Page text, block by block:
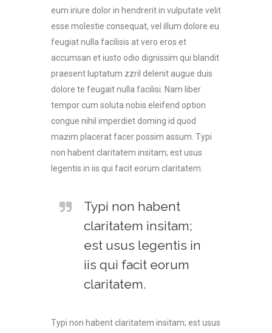
eum iriure dolor in hendrerit in vulputate velit
esse molestie consequat, vel illum dolore eu
feugiat nulla facilisis at vero eros et
accumsan et iusto odio dignissim qui blandit
praesent luptatum zzril delenit augue duis
dolore te feugait nulla facilisi. Nam liber
tempor cum soluta nobis eleifend option
congue nihil imperdiet doming id quod
mazim placerat facer possim assum. Typi
non habent claritatem insitam; est usus
legentis in iis qui facit eorum claritatem.
Typi non habent
claritatem insitam;
est usus legentis in
iis qui facit eorum
claritatem.
Typi non habent claritatem insitam; est usus